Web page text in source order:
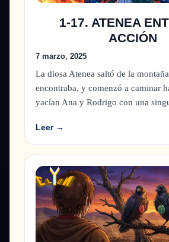
1-17. ATENEA
ACCIÓN
7 marzo, 2025
La diosa Atenea saltó de la
encontraba, y comenzó a caminar
yacían Ana y Rodrigo con una
Leer →